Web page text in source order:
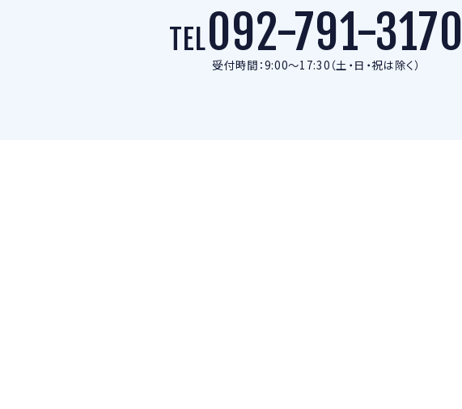
TEL092-791-3170
受付時間：9:00～17:30（土・日・祝は除く）